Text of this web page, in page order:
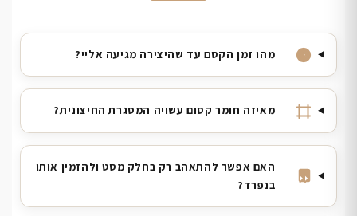
מהו זמן הקסם עד שהיצירה מגיעה אליי?
מאיזה חומר קסום עשויה המסגרת החיצונית?
האם אפשר להתאהב רק בחלק מסט ולהזמין אותו
בנפרד?